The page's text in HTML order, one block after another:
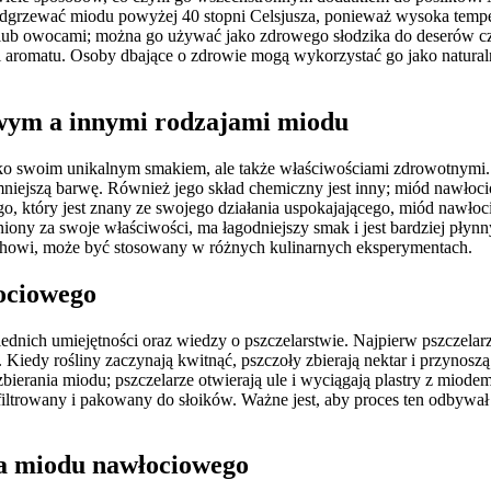
miodu powyżej 40 stopni Celsjusza, ponieważ wysoka
owocami; można go używać jako zdrowego słodzika do deserów
Osoby dbające o zdrowie mogą wykorzystać go jako
a innymi rodzajami miodu
unikalnym smakiem, ale także właściwościami
barwę. Również jego skład chemiczny jest inny; miód
jest znany ze swojego działania uspokajającego, miód
za swoje właściwości, ma łagodniejszy smak i jest bardziej
może być stosowany w różnych kulinarnych eksperymentach.
umiejętności oraz wiedzy o pszczelarstwie. Najpierw
rośliny zaczynają kwitnąć, pszczoły zbierają nektar i
miodu; pszczelarze otwierają ule i wyciągają plastry z
i pakowany do słoików. Ważne jest, aby proces ten
miodu nawłociowego